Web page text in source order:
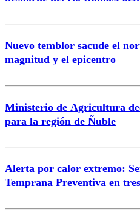
Nuevo temblor sacude el
magnitud y el epicentro
Ministerio de Agricultura
para la región de Ñuble
Alerta por calor extremo:
Temprana Preventiva en